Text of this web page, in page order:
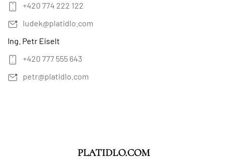
+420 774 222 122
ludek@platidlo.com
Ing. Petr Eiselt
+420 777 555 643
petr@platidlo.com
PLATIDLO.COM